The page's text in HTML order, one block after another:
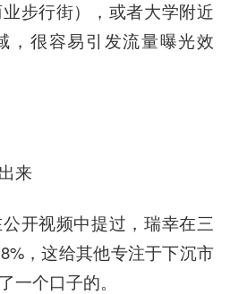
步行街），或者大学附近
，很容易引发流量曝光效
来
开视频中提过，瑞幸在三
，这给其他专注于下沉市
一个口子的。